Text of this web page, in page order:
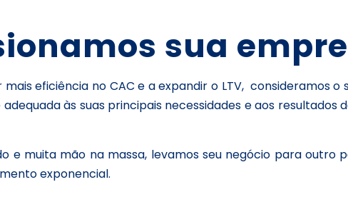
sua
eficiência no CAC e a expandir o LTV, consideramos
às suas principais necessidades e aos resultados
e muita mão na massa, levamos seu negócio para outro
exponencial.